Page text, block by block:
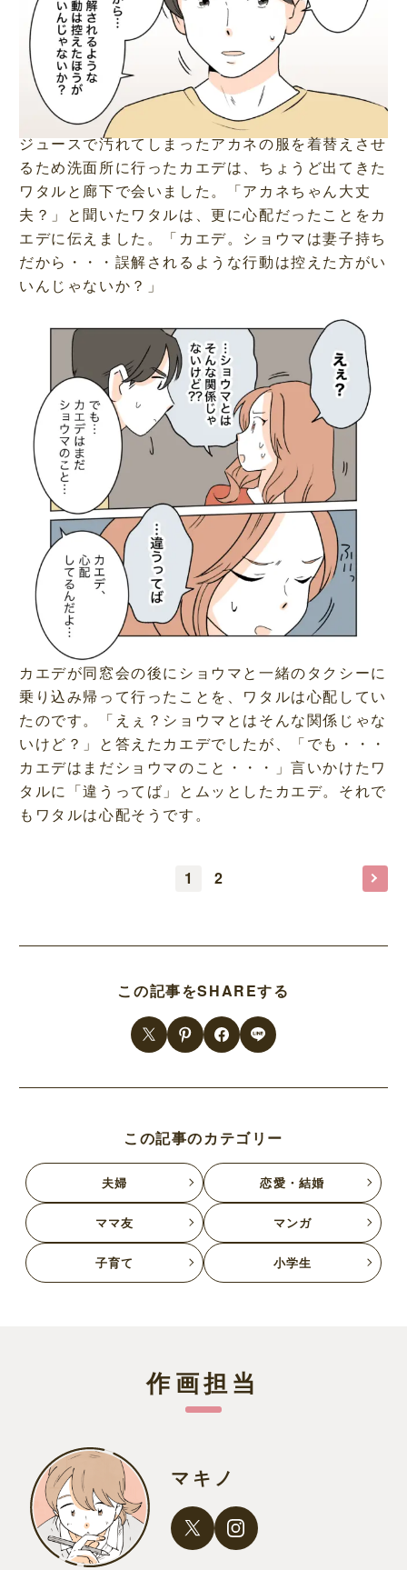
ジュースで汚れてしまったアカネの服を着替えさせ
るため洗面所に行ったカエデは、ちょうど出てきた
ワタルと廊下で会いました。「アカネちゃん大丈
夫？」と聞いたワタルは、更に心配だったことをカ
エデに伝えました。「カエデ。ショウマは妻子持ち
だから・・・誤解されるような行動は控えた方がい
いんじゃないか？」
カエデが同窓会の後にショウマと一緒のタクシーに
乗り込み帰って行ったことを、ワタルは心配してい
たのです。「えぇ？ショウマとはそんな関係じゃな
いけど？」と答えたカエデでしたが、「でも・・・
カエデはまだショウマのこと・・・」言いかけたワ
タルに「違うってば」とムッとしたカエデ。それで
もワタルは心配そうです。
1 2
この記事をSHAREする
この記事のカテゴリー
夫婦 恋愛・結婚
ママ友 マンガ
子育て 小学生
作画担当
マキノ